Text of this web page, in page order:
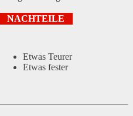
NACHTEILE
Etwas Teurer
Etwas fester